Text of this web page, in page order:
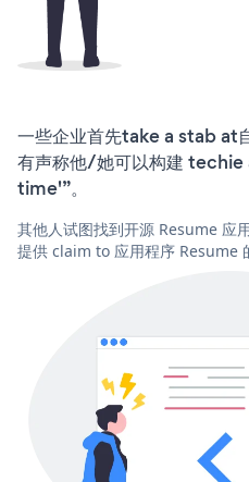
一些企业首先take a stab at
有声称他/她可以构建
time'”。
其他人试图找到开源 Resume
提供 claim to 应用程序 Resume